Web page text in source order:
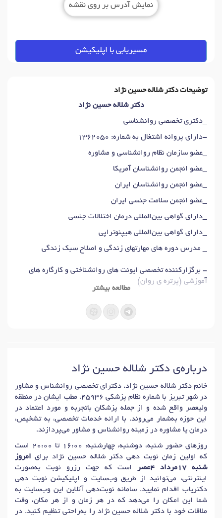
نمایش آدرس بر روی نقشه
مسیریابی با اپلیکیشن
توضیحات دکتر شلاله حسین نژاد
دکتر شلاله حسین نژاد
_دکتری تخصصی روانشناسی
-دارای پروانه اشتغال به شماره: 1362050
_عضو سازمان نظام روانشناسی و مشاوره
_عضو انجمن روانشناسان آمریکا
_عضو انجمن روانشناسان ایران
_عضو انجمن سلامت جنسی ایران
_دارای گواهی بین‌المللی درمان اختلالات جنسی
_دارای گواهی بین‌المللی هیپنوتراپی
_ مدرس دوره های مهارتهای زندگی و اصلاح سبک زندگی
- برگزارکننده تخصصی ایونت های روانشناختی و کارگاره های
آموزشی (پرتره ی روان)
خدمات ما
کودکی)
_ درمان اختلالات جنسی و سکس تراپی
_ مشاوره خانواده و زوج درمانی
_ راهبرد های ارتقای کیفیت روابط زوجین
_ مشاوره قبل از ازدواج و بعد از طلاق
_ مشاوره شکست روابط، سوگ و سازگاری بعد از طلاق
_ بهبود روابط بین والد و فرزند (اصلاح رفتار)
_ مشاوره و حل تعارضات و مشکلات مهاجرت
_ مشاوره استعدادیابی و شخصیت شناسی
_ اجرا و تفسیر آزمونهای روانشناختی
مطالعه بیشتر
درباره‌ی دکتر شلاله حسین نژاد
خانم دکتر شلاله حسین نژاد، دکترای تخصصی روانشناس و مشاور
در شهر تبریز با شماره نظام پزشکی 45936، مطب ایشان در منطقه
ولیعصر واقع شده و از جمله پزشکان باتجربه و مورد اعتماد در
این حوزه به‌شمار می‌روند. با ارائه خدمات تخصصی، به تشخیص،
درمان یا مشاوره در زمینه روانشناس و مشاور می‌پردازند.
روزهای حضور شنبه، دوشنبه، چهارشنبه: 16:00 تا 20:00 است
که اولین زمان نوبت دهی دکتر شلاله حسین نژاد برای امروز
شنبه 17مرداد 4عصر
است که جهت رزرو نوبت به‌صورت
اینترنتی، می‌توانید از طریق وب‌سایت و اپلیکیشن نوبت دهی
دکتریاب اقدام نمایید. سامانه نوبت‌دهی آنلاین این وب‌سایت به
شما این امکان را می‌دهد که در هر زمان و از هر مکان، وقت
ملاقات خود با دکتر شلاله حسین نژاد را به‌راحتی تنظیم کنید. در